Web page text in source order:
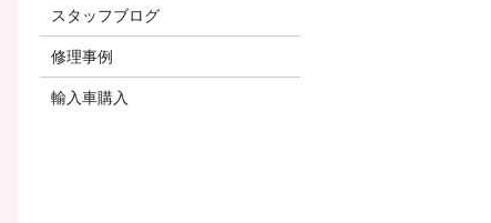
スタッフブログ
修理事例
輸入車購入